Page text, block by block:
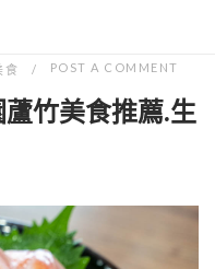
食 POST A COMMENT
蘆竹美食推薦.生